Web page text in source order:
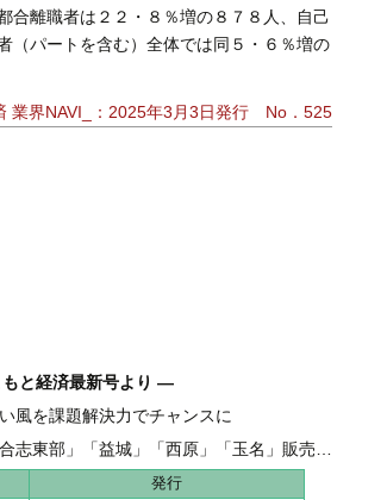
合離職者は２２・８％増の８７８人、自己
（パートを含む）全体では同５・６％増の
業界NAVI_：2025年3月3日発行 No．525
と経済最新号より ―
風を課題解決力でチャンスに
地域金融 伴走支援強化し、新たな資金需要を開拓
合志東部」「益城」「西原」「玉名」販売好調
業団地 全206haうち65haが分譲開始
発行